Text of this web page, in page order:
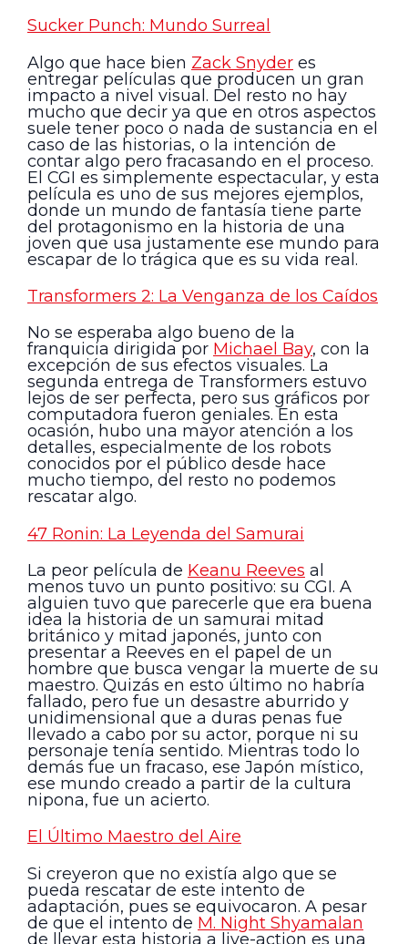
Sucker Punch: Mundo Surreal
Algo que hace bien Zack Snyder es
entregar películas que producen un gran
impacto a nivel visual. Del resto no hay
mucho que decir ya que en otros aspectos
suele tener poco o nada de sustancia en el
caso de las historias, o la intención de
contar algo pero fracasando en el proceso.
El CGI es simplemente espectacular, y esta
película es uno de sus mejores ejemplos,
donde un mundo de fantasía tiene parte
del protagonismo en la historia de una
joven que usa justamente ese mundo para
escapar de lo trágica que es su vida real.
Transformers 2: La Venganza de los Caídos
No se esperaba algo bueno de la
franquicia dirigida por Michael Bay, con la
excepción de sus efectos visuales. La
segunda entrega de Transformers estuvo
lejos de ser perfecta, pero sus gráficos por
computadora fueron geniales. En esta
ocasión, hubo una mayor atención a los
detalles, especialmente de los robots
conocidos por el público desde hace
mucho tiempo, del resto no podemos
rescatar algo.
47 Ronin: La Leyenda del Samurai
La peor película de Keanu Reeves al
menos tuvo un punto positivo: su CGI. A
alguien tuvo que parecerle que era buena
idea la historia de un samurai mitad
británico y mitad japonés, junto con
presentar a Reeves en el papel de un
hombre que busca vengar la muerte de su
maestro. Quizás en esto último no habría
fallado, pero fue un desastre aburrido y
unidimensional que a duras penas fue
llevado a cabo por su actor, porque ni su
personaje tenía sentido. Mientras todo lo
demás fue un fracaso, ese Japón místico,
ese mundo creado a partir de la cultura
nipona, fue un acierto.
El Último Maestro del Aire
Si creyeron que no existía algo que se
pueda rescatar de este intento de
adaptación, pues se equivocaron. A pesar
de que el intento de M. Night Shyamalan
de llevar esta historia a live-action es una